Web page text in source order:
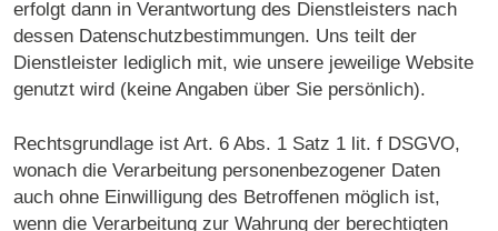
erfolgt dann in Verantwortung des Dienstleisters nach
dessen Datenschutzbestimmungen. Uns teilt der
Dienstleister lediglich mit, wie unsere jeweilige Website
genutzt wird (keine Angaben über Sie persönlich).
Rechtsgrundlage ist Art. 6 Abs. 1 Satz 1 lit. f DSGVO,
wonach die Verarbeitung personenbezogener Daten
auch ohne Einwilligung des Betroffenen möglich ist,
wenn die Verarbeitung zur Wahrung der berechtigten